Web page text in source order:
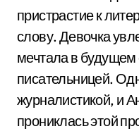
пристрастие к
слову. Девочка
мечтала в будущем
писательницей.
журналистикой, и
прониклась этой